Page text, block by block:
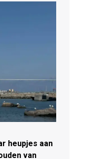
heupjes aan
van